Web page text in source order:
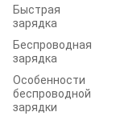
Быстрая
зарядка
Беспроводная
зарядка
Особенности
беспроводной
зарядки